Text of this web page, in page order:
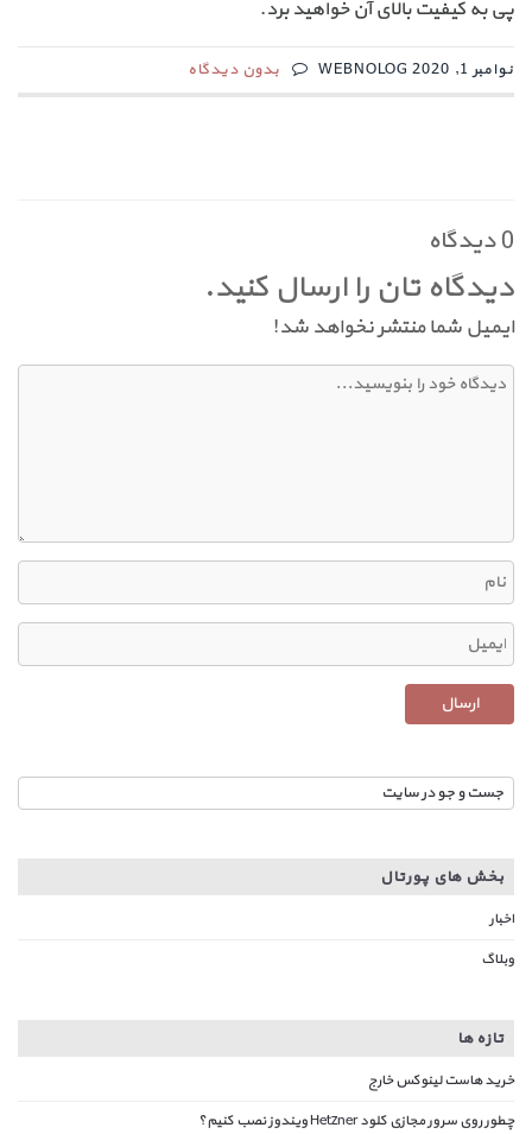
پی به کیفیت بالای آن خواهید برد.
نوامبر 1, 2020 WEBNOLOG بدون دیدگاه
0 دیدگاه
دیدگاه تان را ارسال کنید.
ایمیل شما منتشر نخواهد شد!
بخش های پورتال
اخبار
وبلاگ
تازه ها
خرید هاست لینوکس خارج
چطور روی سرور مجازی کلود Hetzner ویندوز نصب کنیم؟